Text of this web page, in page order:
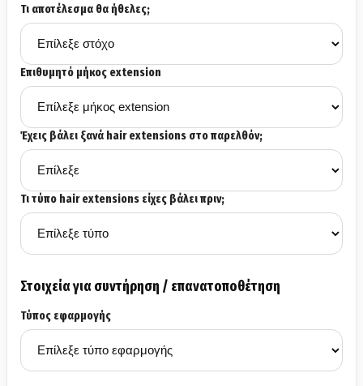
Τι αποτέλεσμα θα ήθελες;
Επιθυμητό μήκος extension
Έχεις βάλει ξανά hair extensions στο παρελθόν;
Τι τύπο hair extensions είχες βάλει πριν;
Στοιχεία για συντήρηση / επανατοποθέτηση
Τύπος εφαρμογής